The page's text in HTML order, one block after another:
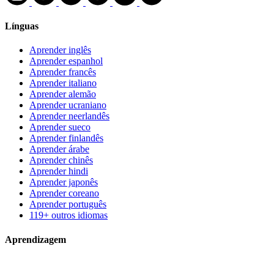
Línguas
Aprender inglês
Aprender espanhol
Aprender francês
Aprender italiano
Aprender alemão
Aprender ucraniano
Aprender neerlandês
Aprender sueco
Aprender finlandês
Aprender árabe
Aprender chinês
Aprender hindi
Aprender japonês
Aprender coreano
Aprender português
119+ outros idiomas
Aprendizagem